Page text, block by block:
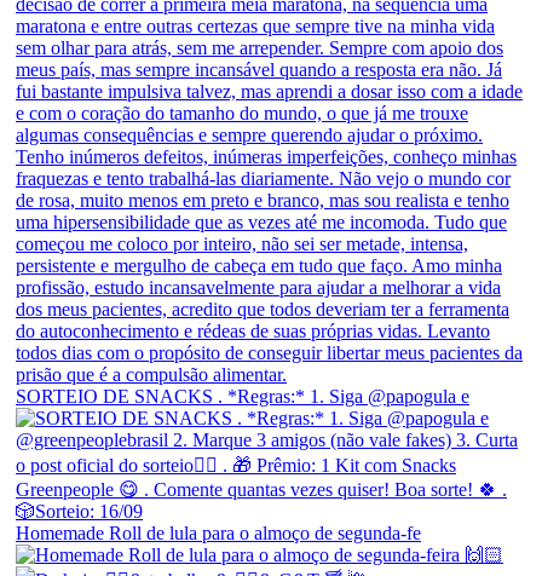
SORTEIO DE SNACKS . *Regras:* 1. Siga @papogula e
Homemade Roll de lula para o almoço de segunda-fe